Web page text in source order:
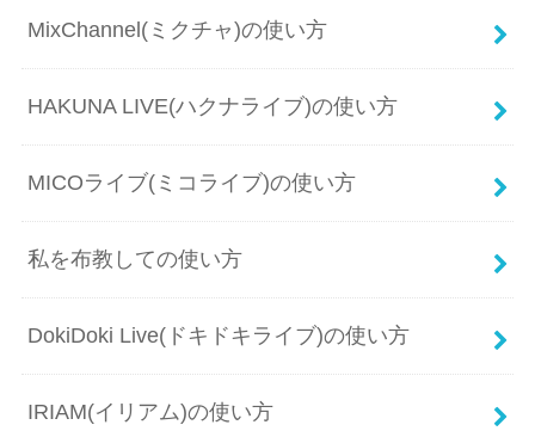
MixChannel(ミクチャ)の使い方
HAKUNA LIVE(ハクナライブ)の使い方
MICOライブ(ミコライブ)の使い方
私を布教しての使い方
DokiDoki Live(ドキドキライブ)の使い方
IRIAM(イリアム)の使い方